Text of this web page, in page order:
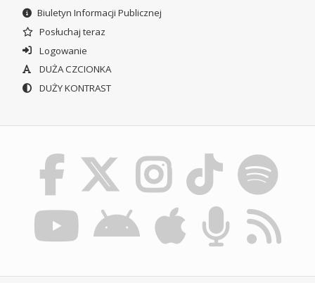
Biuletyn Informacji Publicznej
Posłuchaj teraz
Logowanie
DUŻA CZCIONKA
DUŻY KONTRAST